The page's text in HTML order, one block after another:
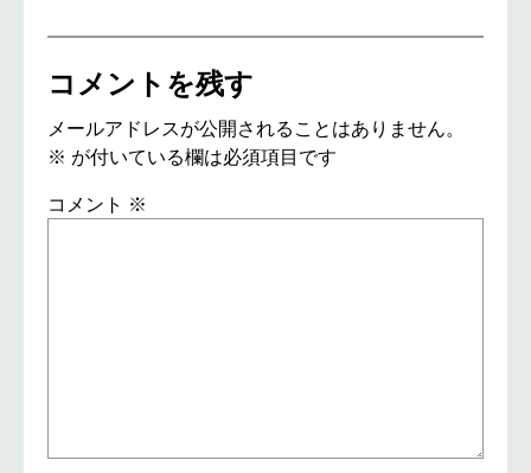
コメントを残す
メールアドレスが公開されることはありません。
※ が付いている欄は必須項目です
コメント ※